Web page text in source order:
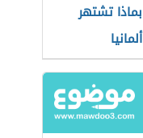
بماذا تشتهر
ألمانيا